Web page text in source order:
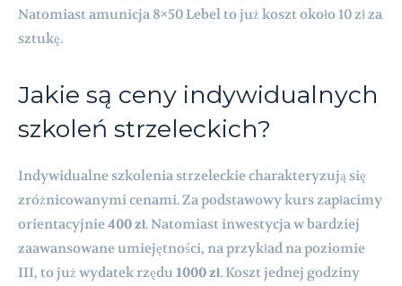
Natomiast amunicja 8×50 Lebel to już koszt około 10 zł za
sztukę.
Jakie są ceny indywidualnych
szkoleń strzeleckich?
Indywidualne szkolenia strzeleckie charakteryzują się
zróżnicowanymi cenami. Za podstawowy kurs zapłacimy
orientacyjnie400 zł. Natomiast inwestycja w bardziej
zaawansowane umiejętności, na przykład na poziomie
III, to już wydatek rzędu1000 zł. Koszt jednej godziny